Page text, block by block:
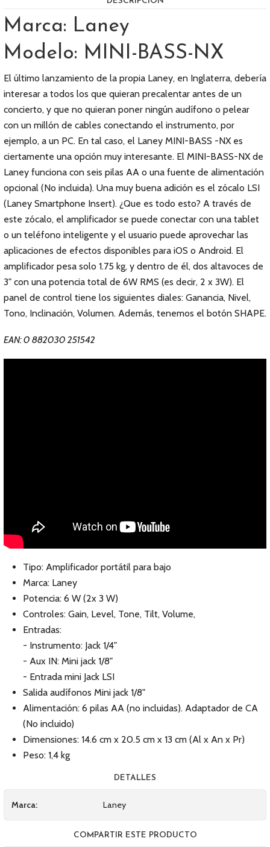
Marca: Laney
Modelo: MINI-BASS-NX
El último lanzamiento de la propia Laney, en Inglaterra, debería
interesar a todos los que quieran precalentar antes de un
concierto, y que no quieran poner ningún audífono o pelear
con un millón de cables conectando el instrumento, por
ejemplo, a un PC. En tal caso, el Laney MINI-BASS -NX es
ciertamente una opción muy interesante. El MINI-BASS-NX de
Laney funciona con seis pilas AA o una fuente de alimentación
opcional (No incluida). Una muy buena adición es el zócalo LSI
(Laney Smartphone Insert). ¿Que es todo esto? A través de
este zócalo, el amplificador se puede conectar con una tablet
o un teléfono inteligente y el usuario puede aprovechar las
aplicaciones de efectos disponibles para iOS o Android. El
amplificador pesa solo 1.75 kg, y dentro de él, dos altavoces de
3" con una potencia total de 6W RMS (es decir, 2 x 3W). El
panel de control tiene los siguientes diales: Ganancia, Nivel,
Tono, Inclinación, Volumen. Además, tenemos el botón SHAPE.
EAN: 0 882030 251542
Tipo: Amplificador portátil para bajo
Marca: Laney
Potencia: 6 W (2x 3 W)
Controles: Gain, Level, Tone, Tilt, Volume,
Entradas:
- Instrumento: Jack 1/4"
- Aux IN: Mini jack 1/8"
- Entrada mini Jack LSI
Salida audífonos Mini jack 1/8"
Alimentación: 6 pilas AA (no incluidas). Adaptador de CA
(No incluido)
Dimensiones: 14.6 cm x 20.5 cm x 13 cm (Al x An x Pr)
Peso: 1,4 kg
DETALLES
Marca: Laney
COMPARTIR ESTE PRODUCTO